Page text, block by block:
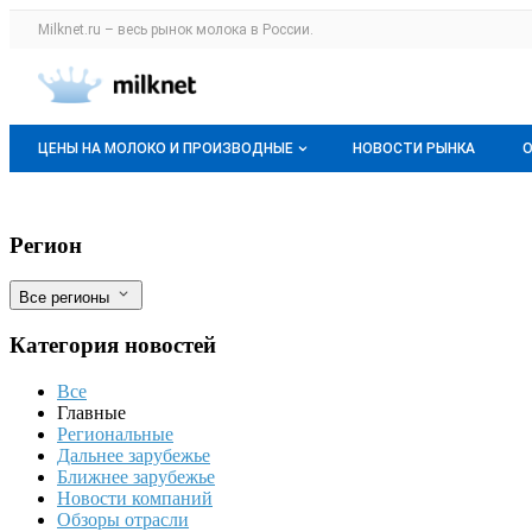
Раздел навигации по сайту milknet.ru
Milknet.ru – весь рынок молока в России.
Авторизация и меню пользователя
Навигация по разделам сайта milknet.ru
ЦЕНЫ НА МОЛОКО И ПРОИЗВОДНЫЕ
О мониторингах
Актуальные мониторинги
Динамика цен
Отзывы
НОВОСТИ РЫНКА
Экспорт рыбы из России вырос на 15%
Фильтры
Регион
Все регионы
Категория новостей
Все
Главные
Региональные
Дальнее зарубежье
Ближнее зарубежье
Новости компаний
Обзоры отрасли